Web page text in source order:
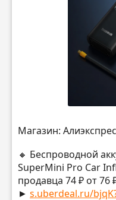
Магазин:
🔸 Беспроводной
SuperMini Pro Car
продавца 74 ₽ от
► s.uberdeal.ru/